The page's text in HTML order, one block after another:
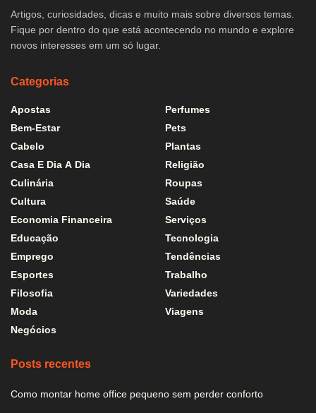
Artigos, curiosidades, dicas e muito mais sobre diversos temas.
Fique por dentro do que está acontecendo no mundo e explore
novos interesses em um só lugar.
Categorias
Apostas
Bem-Estar
Cabelo
Casa E Dia A Dia
Culinária
Cultura
Economia Financeira
Educação
Emprego
Esportes
Filosofia
Moda
Negócios
Perfumes
Pets
Plantas
Religião
Roupas
Saúde
Serviços
Tecnologia
Tendências
Trabalho
Variedades
Viagens
Posts recentes
Como montar home office pequeno sem perder conforto